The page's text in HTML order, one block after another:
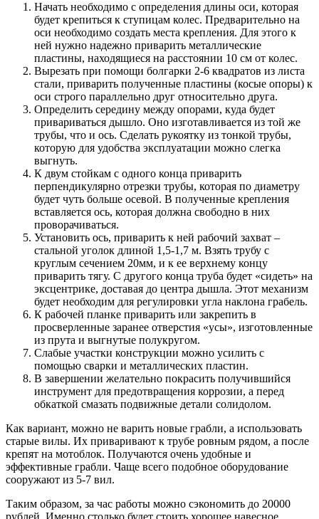
Начать необходимо с определения длины оси, которая
будет крепиться к ступицам колес. Предварительно на
оси необходимо создать места крепления. Для этого к
ней нужно надежно приварить металлические
пластины, находящиеся на расстоянии 10 см от колес.
Вырезать при помощи болгарки 2-6 квадратов из листа
стали, приварить полученные пластины (косые опоры) к
оси строго параллельно друг относительно друга.
Определить середину между опорами, куда будет
привариваться дышло. Оно изготавливается из той же
трубы, что и ось. Сделать рукоятку из тонкой трубы,
которую для удобства эксплуатации можно слегка
выгнуть.
К двум стойкам с одного конца приварить
перпендикулярно отрезки трубы, которая по диаметру
будет чуть больше осевой. В полученные крепления
вставляется ось, которая должна свободно в них
проворачиваться.
Установить ось, приварить к ней рабочий захват –
стальной уголок длиной 1,5-1,7 м. Взять трубу с
круглым сечением 20мм, и к ее верхнему концу
приварить тягу. С другого конца труба будет «сидеть» на
эксцентрике, доставая до центра дышла. Этот механизм
будет необходим для регулировки угла наклона грабель.
К рабочей планке приварить или закрепить в
просверленные заранее отверстия «усы», изготовленные
из прута и выгнутые полукругом.
Слабые участки конструкции можно усилить с
помощью сварки и металлических пластин.
В завершении желательно покрасить получившийся
инструмент для предотвращения коррозии, а перед
обкаткой смазать подвижные детали солидолом.
Как вариант, можно не варить новые грабли, а использовать
старые вилы. Их приваривают к трубе ровным рядом, а после
крепят на мотоблок. Получаются очень удобные и
эффективные грабли. Чаще всего подобное оборудование
сооружают из 5-7 вил.
Таким образом, за час работы можно сэкономить до 20000